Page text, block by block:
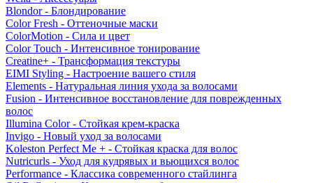
Blondor - Блондирование
Color Fresh - Оттеночные маски
ColorMotion - Сила и цвет
Color Touch - Интенсивное тонирование
Creatine+ - Трансформация текстуры
EIMI Styling - Настроение вашего стиля
Elements - Натуральная линия ухода за волосами
Fusion - Интенсивное восстановление для поврежденных
волос
Illumina Color - Стойкая крем-краска
Invigo - Новый уход за волосами
Koleston Perfect Me + - Стойкая краска для волос
Nutricurls - Уход для кудрявых и вьющихся волос
Performance - Классика современного стайлинга